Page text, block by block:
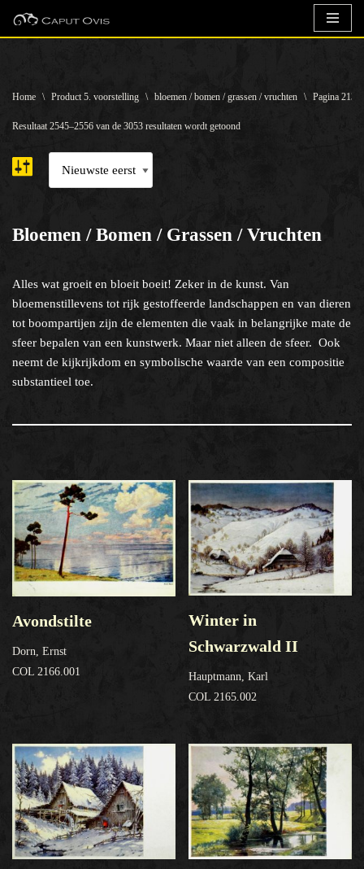
inhoud
Home \ Product 5. voorstelling \ bloemen / bomen / grassen / vruchten \ Pagina 213
Resultaat 2545–2556 van de 3053 resultaten wordt getoond
Bloemen / Bomen / Grassen / Vruchten
Alles wat groeit en bloeit boeit! Zeker in de kunst. Van
bloemenstillevens tot rijk gestoffeerde landschappen en van dieren
tot boompartijen zijn de elementen die vaak in belangrijke mate de
sfeer bepalen van een kunstwerk. Maar niet alleen de sfeer. Ook
neemt de kijkrijkdom en symbolische waarde van een compositie
substantieel toe.
Avondstilte
Dorn, Ernst
COL 2166.001
Winter in
Schwarzwald II
Hauptmann, Karl
COL 2165.002